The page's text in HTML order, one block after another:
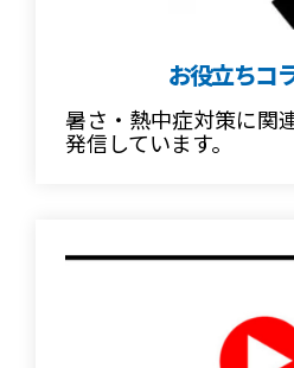
お役立ちコ
暑さ・熱中症対策に関
発信しています。